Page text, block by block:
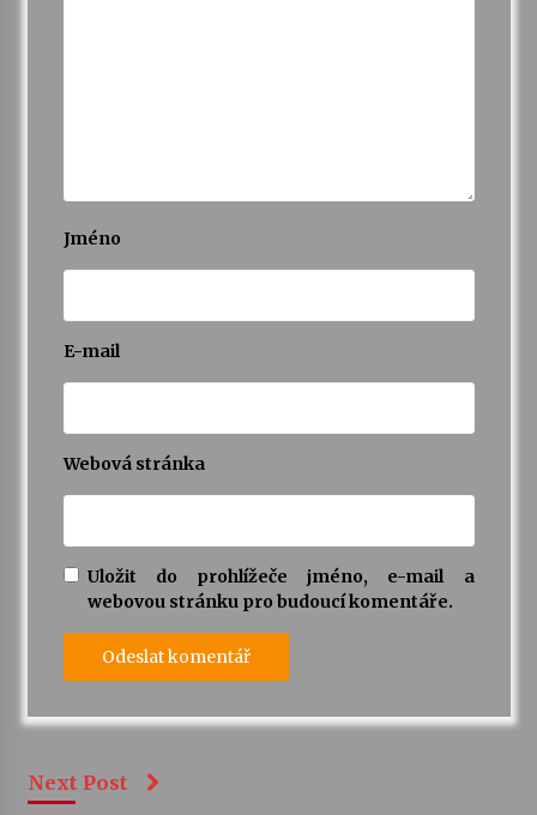
Jméno
E-mail
Webová stránka
Uložit do prohlížeče jméno, e-mail a
webovou stránku pro budoucí komentáře.
Next Post